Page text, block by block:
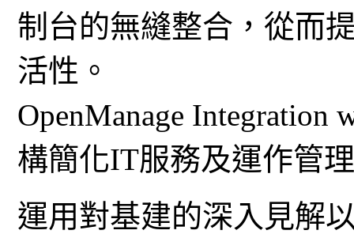
制台的無縫整合，從而
活性。
OpenManage
構簡化IT服務及運作管
運用對基建的深入見解